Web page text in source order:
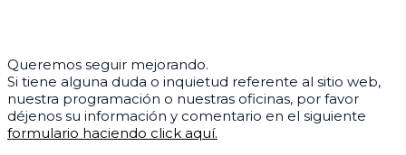
Queremos seguir mejorando.
Si tiene alguna duda o inquietud referente al sitio web,
nuestra programación o nuestras oficinas, por favor
déjenos su información y comentario en el siguiente
formulario haciendo click aquí.